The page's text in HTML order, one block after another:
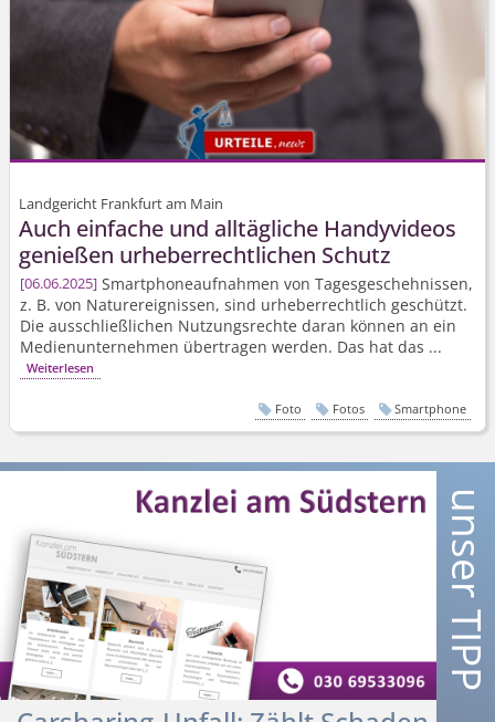
Landgericht Frankfurt am Main
Auch einfache und alltägliche Handyvideos
genießen urheberrechtlichen Schutz
06.06.2025 Smartphoneaufnahmen von Tagesgeschehnissen,
z. B. von Naturereignissen, sind urheberrechtlich geschützt.
Die ausschließlichen Nutzungsrechte daran können an ein
Medienunternehmen übertragen werden. Das hat das ...
Weiterlesen
Foto Fotos Smartphone